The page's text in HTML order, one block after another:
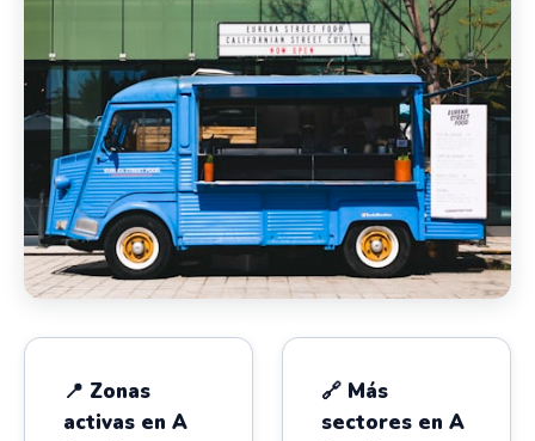
📍 Zonas
activas en A
🔗 Más
sectores en A